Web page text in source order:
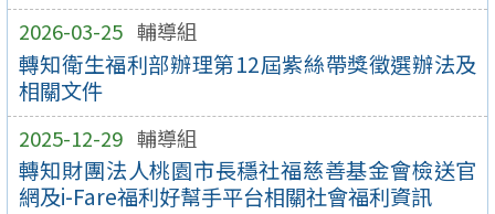
2026-03-25 輔導組
轉知衛生福利部辦理第12屆紫絲帶獎徵選辦法及
相關文件
2025-12-29 輔導組
轉知財團法人桃園市長穩社福慈善基金會檢送官
網及i-Fare福利好幫手平台相關社會福利資訊